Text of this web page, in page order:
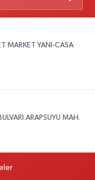
MARKET YANI-CASA
MAH.